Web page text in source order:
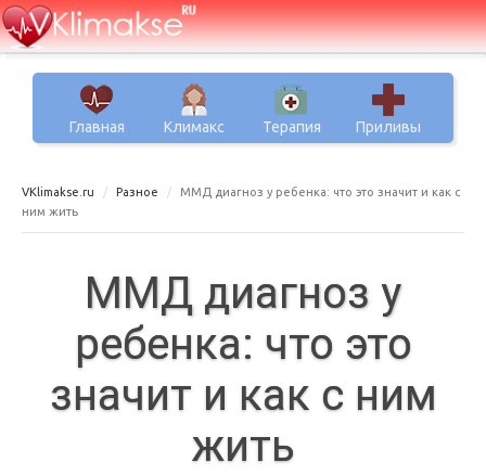
Главная Климакс Терапия Приливы
VKlimakse.ru Разное
ММД диагноз у ребенка: что это значит и как с
ним жить
ММД диагноз у
ребенка: что это
значит и как с ним
жить